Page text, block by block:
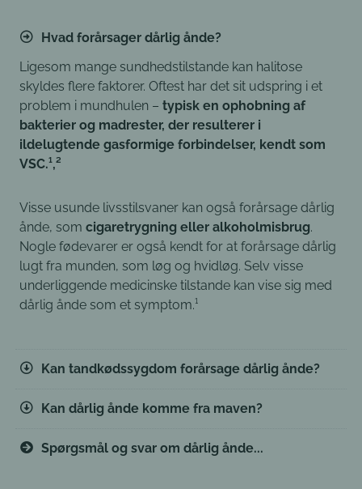
Hvad forårsager dårlig ånde?
Ligesom mange sundhedstilstande kan halitose
skyldes flere faktorer. Oftest har det sit udspring i et
problem i mundhulen – typisk en ophobning af
bakterier og madrester, der resulterer i
ildelugtende gasformige forbindelser, kendt som
VSC.¹,²
Visse usunde livsstilsvaner kan også forårsage dårlig
ånde, som cigaretrygning eller alkoholmisbrug.
Nogle fødevarer er også kendt for at forårsage dårlig
lugt fra munden, som løg og hvidløg. Selv visse
underliggende medicinske tilstande kan vise sig med
dårlig ånde som et symptom.¹
Kan tandkødssygdom forårsage dårlig ånde?
Kan dårlig ånde komme fra maven?
Spørgsmål og svar om dårlig ånde...